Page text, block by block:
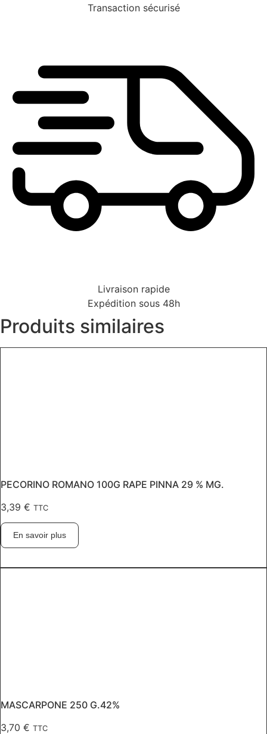
Transaction sécurisé
Livraison rapide
Expédition sous 48h
Produits similaires
PECORINO ROMANO 100G RAPE PINNA 29 % MG.
3,39 € TTC
En savoir plus
MASCARPONE 250 G.42%
3,70 € TTC